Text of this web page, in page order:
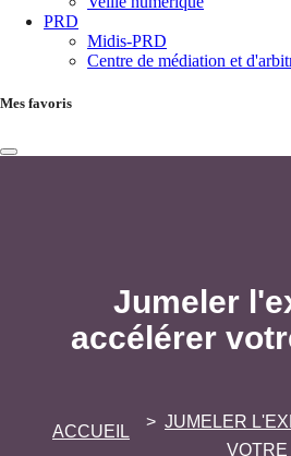
PRD
Midis-PRD
Centre de médiation et
Mes favoris
Jumeler
accélérer
ACCUEIL
JUMELER